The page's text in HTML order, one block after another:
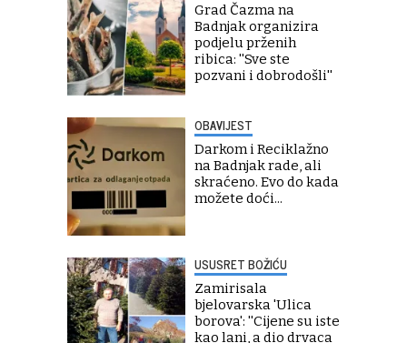
Grad Čazma na
Badnjak organizira
podjelu prženih
ribica: ''Sve ste
pozvani i dobrodošli''
OBAVIJEST
Darkom i Reciklažno
na Badnjak rade, ali
skraćeno. Evo do kada
možete doći...
USUSRET BOŽIĆU
Zamirisala
bjelovarska 'Ulica
borova': ''Cijene su iste
kao lani, a dio drvaca